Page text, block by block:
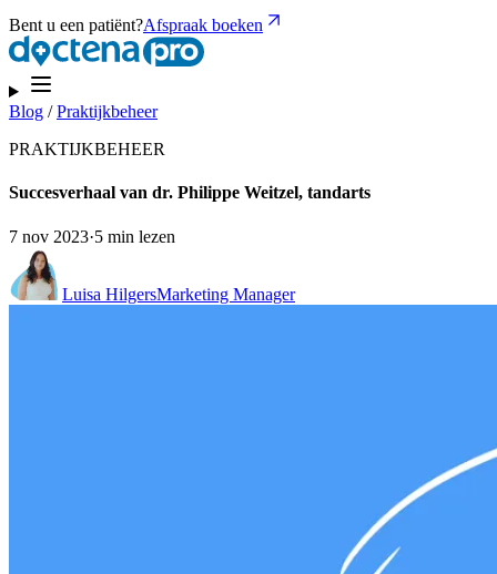
Bent u een patiënt?Afspraak boeken
Blog /Praktijkbeheer
PRAKTIJKBEHEER
Succesverhaal van dr. Philippe Weitzel, tandarts
7 nov 2023·5 min lezen
Luisa HilgersMarketing Manager